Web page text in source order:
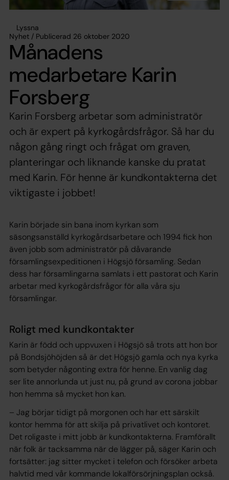
Lyssna
Nyhet / Publicerad 26 oktober 2020
Månadens
medarbetare Karin
Forsberg
Karin Forsberg arbetar som administratör
och är expert på kyrkogårdsfrågor. Så har du
någon gång ringt och frågat om graven,
planteringar och liknande kanske du pratat
med Karin. För henne är kundkontakterna det
viktigaste i jobbet!
Karin började sin bana inom kyrkan som
säsongsanställd kyrkogårdsarbetare och 1994 fick hon
även jobb som administratör på dåvarande
församlingsexpeditionen i Högsjö församling. Sedan
dess har församlingarna samlats i ett pastorat och Karin
arbetar med kyrkogårdsfrågor för alla våra sju
församlingar.
Roligt med kundkontakter
Karin är född och uppvuxen i Högsjö så trots att hon bor
på Bondsjöhöjden så är det Högsjö gamla och nya kyrka
som betyder någonting extra för henne. En vanlig dag
ser lite annorlunda ut just nu, på grund av corona jobbar
hon hemma så mycket hon kan.
– Jag börjar tidigt på morgonen och har ett särskilt
kontor hemma för att skilja på privatlivet och kontoret.
Det roligaste i mitt jobb är kundkontakterna. Framförallt
när folk är tacksamma när de lägger på, säger Karin och
fortsätter: jag sitter mycket i telefon och försöker arbeta
halvtid med vår kommande lokalförsörjningsplan också.